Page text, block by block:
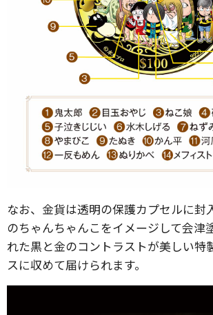
なお、金貨は透明の保護カプセルに封
のちゃんちゃんこをイメージして会津
れた黒と金のコントラストが美しい特
スに収めて届けられます。